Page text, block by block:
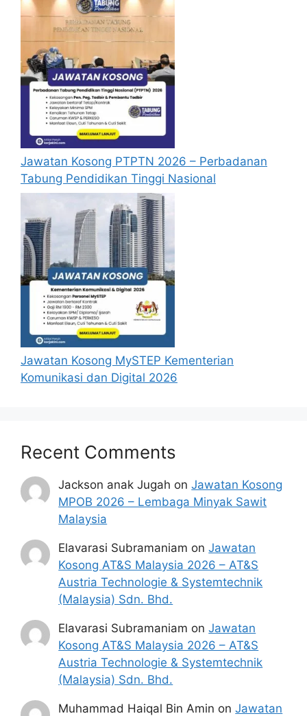
Jawatan Kosong PTPTN 2026 – Perbadanan
Tabung Pendidikan Tinggi Nasional
Jawatan Kosong MySTEP Kementerian
Komunikasi dan Digital 2026
Recent Comments
Jackson anak Jugah onJawatan Kosong
MPOB 2026 – Lembaga Minyak Sawit
Malaysia
Elavarasi Subramaniam onJawatan
Kosong AT&S Malaysia 2026 – AT&S
Austria Technologie & Systemtechnik
(Malaysia) Sdn. Bhd.
Elavarasi Subramaniam onJawatan
Kosong AT&S Malaysia 2026 – AT&S
Austria Technologie & Systemtechnik
(Malaysia) Sdn. Bhd.
Muhammad Haiqal Bin Amin onJawatan